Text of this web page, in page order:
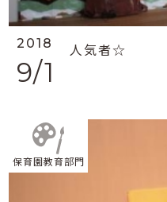
2018
9/1
人気者☆
保育園教育部門